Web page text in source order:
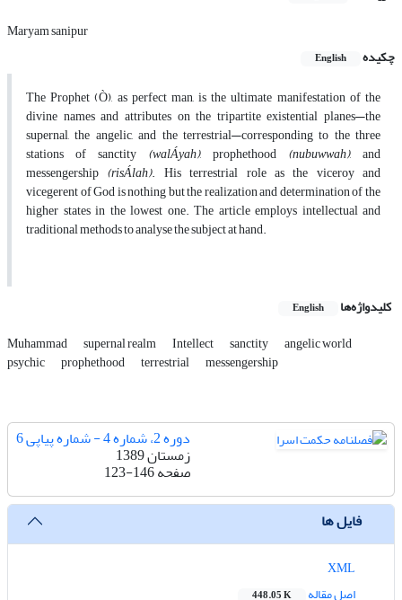
Maryam sanipur
چکیده
English
The Prophet (Ò), as perfect man, is the ultimate manifestation of the
divine names and attributes on the tripartite existential planes—the
supernal, the angelic, and the terrestrial—corresponding to the three
stations of sanctity (walÁyah), prophethood (nubuwwah), and
messengership (risÁlah). His terrestrial role as the viceroy and
vicegerent of God is nothing but the realization and determination of the
higher states in the lowest one. The article employs intellectual and
traditional methods to analyse the subject at hand.
کلیدواژه‌ها English
Muhammad supernal realm Intellect sanctity angelic world
psychic prophethood terrestrial messengership
دوره 2، شماره 4 - شماره پیاپی 6
زمستان 1389
صفحه123-146
فایل ها
اصل مقاله
448.05 K